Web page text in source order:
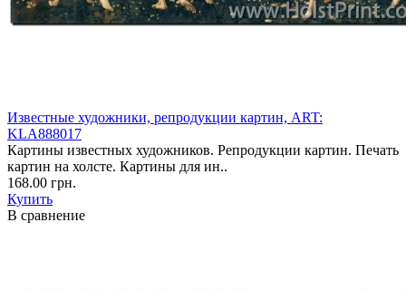
Известные художники, репродукции картин, ART:
KLA888017
Картины известных художников. Репродукции картин. Печать
картин на холсте. Картины для ин..
168.00 грн.
Купить
В сравнение